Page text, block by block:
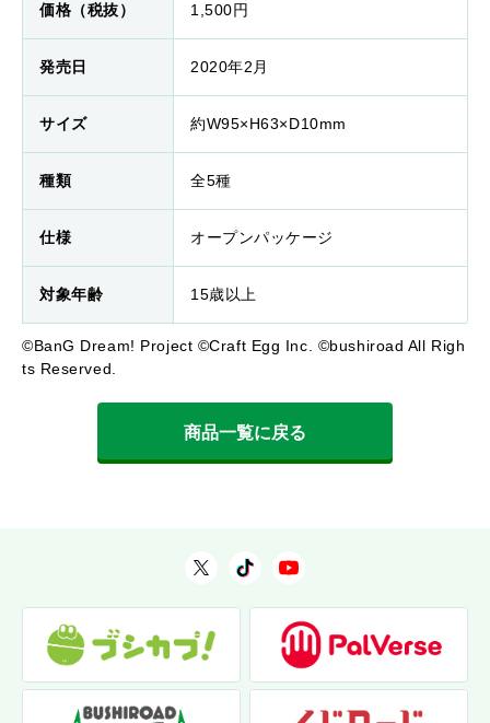
価格（税抜） 1,500円
発売日 2020年2月
サイズ 約W95×H63×D10mm
種類 全5種
仕様 オープンパッケージ
対象年齢 15歳以上
©BanG Dream! Project ©Craft Egg Inc. ©bushiroad All Righ
ts Reserved.
商品一覧に戻る